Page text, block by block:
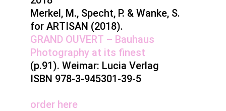
Merkel, M., Specht, P. & Wanke, S.
for ARTISAN (2018).
GRAND OUVERT – Bauhaus
Photography at its finest
(p.91). Weimar: Lucia Verlag
ISBN 978-3-945301-39-5
order here